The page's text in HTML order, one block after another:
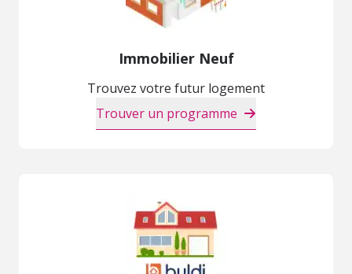
Immobilier Neuf
Trouvez votre futur logement
Trouver un programme